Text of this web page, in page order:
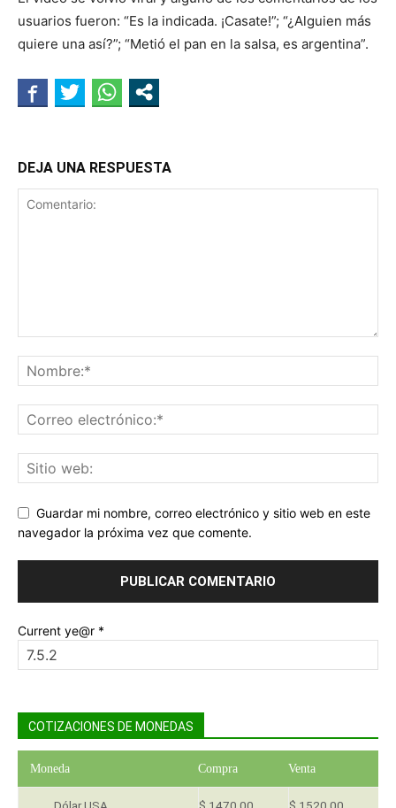
usuarios fueron: “Es la indicada. ¡Casate!”; “¿Alguien más
quiere una así?”; “Metió el pan en la salsa, es argentina”.
DEJA UNA RESPUESTA
Guardar mi nombre, correo electrónico y sitio web en este
navegador la próxima vez que comente.
Current ye@r *
COTIZACIONES DE MONEDAS
Moneda Compra Venta